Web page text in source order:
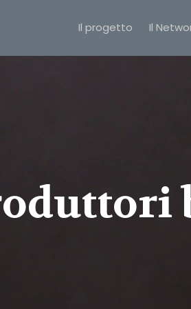
Il progetto Il